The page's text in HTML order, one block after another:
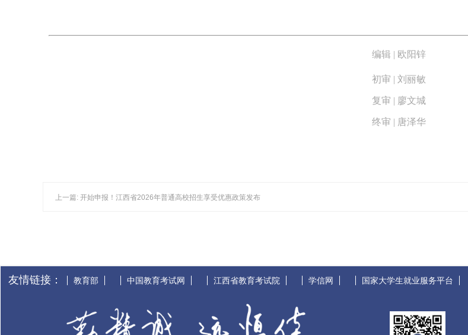
编辑 | 欧阳锌
初审 | 刘丽敏
复审 | 廖文城
终审 | 唐泽华
上一篇: 开始申报！江西省2026年普通高校招生享受优惠政策发布
友情链接： 教育部 中国教育考试网 江西省教育考试院 学信网 国家大学生就业服务平台